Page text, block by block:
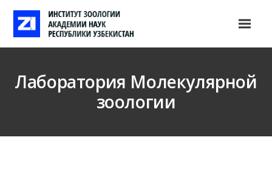
Лаборатория Молекулярной
зоологии